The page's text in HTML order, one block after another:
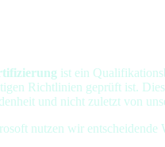
ist ein
Richtlinien geprüft ist.
und nicht zuletzt von
nutzen wir